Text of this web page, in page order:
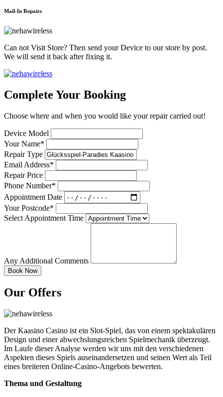
Mail-In Repairs
Can not Visit Store? Then send your Device to our store by post.
We will send it back after fixing it.
Complete Your Booking
Choose where and when you would like your repair carried out!
Device Model
Your Name*
Repair Type
Email Address*
Repair Price
Phone Number*
Appointment Date
Your Postcode*
Select Appointment Time
Any Additional Comments
Our Offers
Der Kaasino Casino ist ein Slot-Spiel, das von einem spektakulären
Design und einer abwechslungsreichen Spielmechanik überzeugt.
Im Laufe dieser Analyse werden wir uns mit den verschiedenen
Aspekten dieses Spiels auseinandersetzen und seinen Wert als Teil
eines breiteren Online-Casino-Angebots bewerten.
Thema und Gestaltung